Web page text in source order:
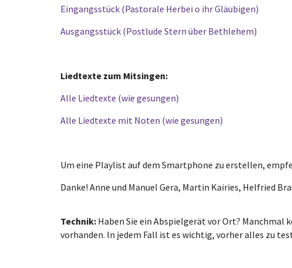
Eingangsstück (Pastorale Herbei o ihr Gläubigen)
Ausgangsstück (Postlude Stern über Bethlehem)
Liedtexte zum Mitsingen:
Alle Liedtexte (wie gesungen)
Alle Liedtexte mit Noten (wie gesungen)
Um eine Playlist auf dem Smartphone zu erstellen,
Danke! Anne und Manuel Gera, Martin Kairies, Helfried
Technik: Haben Sie ein Abspielgerät vor Ort? Manchmal
vorhanden. In jedem Fall ist es wichtig, vorher alles zu